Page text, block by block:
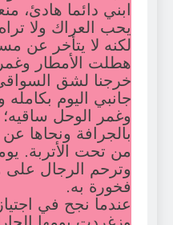
ابني دائما هادئ،
يحب العراك ولا
لكنه لا يتأخر عن
هطلت الأمطار
خرجنا لشق
جانبي اليوم
وغمر الوحل
بالجرافة ونحاها
من تحت الأتربة.
وترحم الرجال على
فخورة به.
عندما نجح في